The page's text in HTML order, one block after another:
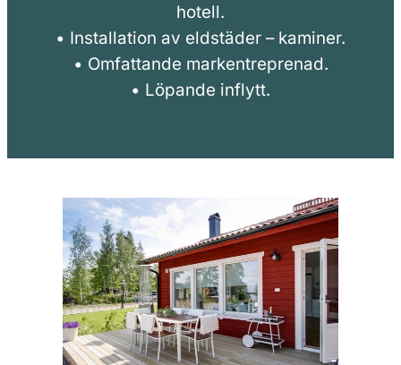
hotell.
• Installation av eldstäder – kaminer.
• Omfattande markentreprenad.
• Löpande inflytt.